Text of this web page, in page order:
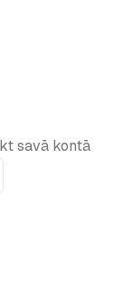
savā kontā